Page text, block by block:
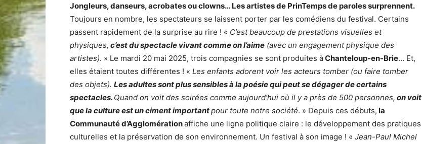
Jongleurs, danseurs, acrobates ou clowns… Les artistes de PrinTemps de paroles surprennent.
Toujours en nombre, les spectateurs se laissent porter par les comédiens du festival. Certains
passent rapidement de la surprise au rire ! « C’est beaucoup de prestations visuelles et
physiques, c’est du spectacle vivant comme on l’aime (avec un engagement physique des
artistes). » Le mardi 20 mai 2025, trois compagnies se sont produites àChanteloup-en-Brie… Et,
elles étaient toutes différentes ! « Les enfants adorent voir les acteurs tomber (ou faire tomber
des objets). Les adultes sont plus sensibles à la poésie qui peut se dégager de certains
spectacles. Quand on voit des soirées comme aujourd’hui où il y a près de 500 personnes, on voit
que la culture est un ciment importantpour toute notre société. » Depuis ces débuts, la
Communauté d’Agglomérationaffiche une ligne politique claire : le développement des pratiques
culturelles et la préservation de son environnement. Un festival à son image ! « Jean-Paul Michel